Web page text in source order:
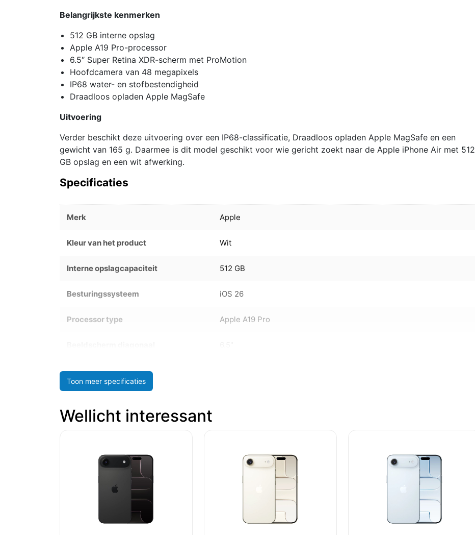
Belangrijkste kenmerken
512 GB interne opslag
Apple A19 Pro-processor
6.5″ Super Retina XDR-scherm met ProMotion
Hoofdcamera van 48 megapixels
IP68 water- en stofbestendigheid
Draadloos opladen Apple MagSafe
Uitvoering
Verder beschikt deze uitvoering over een IP68-classificatie, Draadloos opladen Apple MagSafe en een
gewicht van 165 g. Daarmee is dit model geschikt voor wie gericht zoekt naar de Apple iPhone Air met 512
GB opslag en een wit afwerking.
Specificaties
Merk Apple
Kleur van het product Wit
Interne opslagcapaciteit 512 GB
Besturingssysteem iOS 26
Processor type Apple A19 Pro
Toon meer specificaties
Wellicht interessant